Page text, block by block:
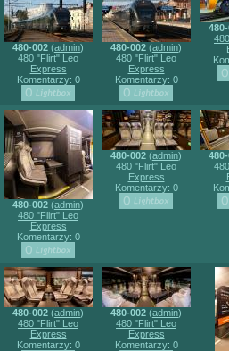
480-002 (admin)
480 "Flirt" Leo
Express
Komentarzy: 0
480-002 (admin)
480 "Flirt" Leo
Express
Komentarzy: 0
480-002 (admin)
480 "Flirt" Leo
Express
Komentarzy: 0
480-002 (admin)
480 "Flirt" Leo
Express
Komentarzy: 0
480-002 (admin)
480 "Flirt" Leo
Express
Komentarzy: 0
480-002 (admin)
480 "Flirt" Leo
Express
Komentarzy: 0